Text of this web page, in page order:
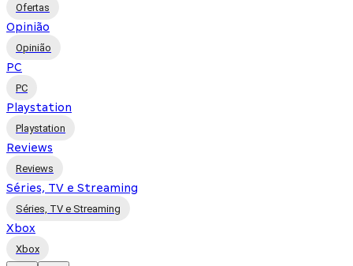
Ofertas
Opinião
Opinião
PC
PC
Playstation
Playstation
Reviews
Reviews
Séries, TV e Streaming
Séries, TV e Streaming
Xbox
Xbox